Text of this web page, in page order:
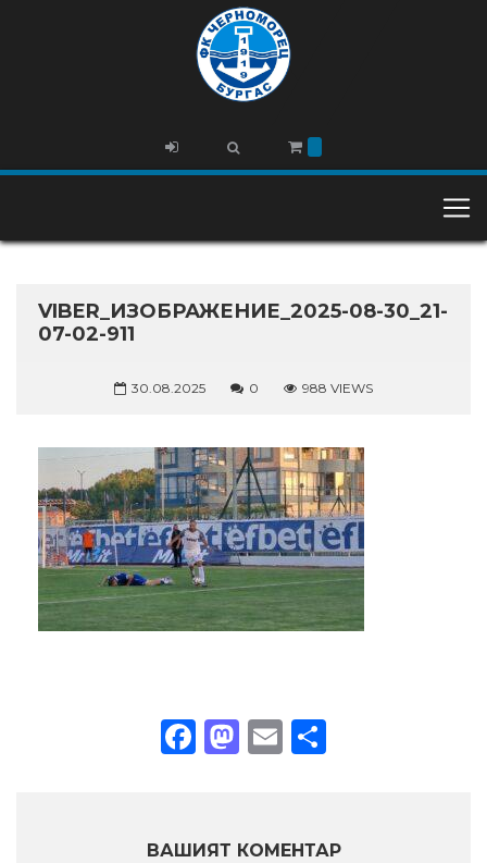
VIBER_ИЗОБРАЖЕНИЕ_2025-08-30_21-
07-02-911
30.08.2025 0 988 VIEWS
Facebook
Mastodon
Email
ВАШИЯТ КОМЕНТАР